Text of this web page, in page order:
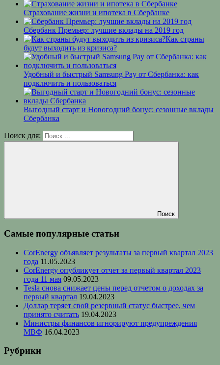
Страхование жизни и ипотека в Сбербанке
Сбербанк Премьер: лучшие вклады на 2019 год
Как страны
будут выходить из кризиса?
Удобный и быстрый Samsung Pay от Сбербанка: как
подключить и пользоваться
Выгодный старт и Новогодний бонус: сезонные вклады
Сбербанка
Поиск для:
Поиск
Самые популярные статьи
CorEnergy объявляет результаты за первый квартал 2023
года 11.05.2023
CorEnergy опубликует отчет за первый квартал 2023
года 11 мая 09.05.2023
Tesla снова снижает цены перед отчетом о доходах за
первый квартал 19.04.2023
Доллар теряет свой резервный статус быстрее, чем
принято считать 19.04.2023
Министры финансов игнорируют предупреждения
МВФ 16.04.2023
Рубрики